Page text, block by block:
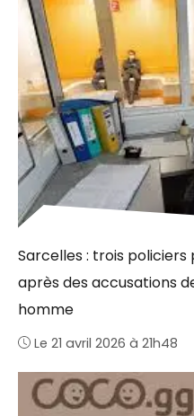
Sarcelles : trois
après des accusations
homme
Le 21 avril 2026 à 21h48